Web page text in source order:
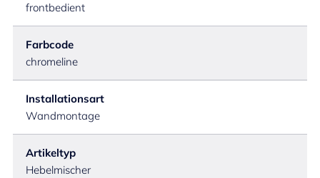
frontbedient
Farbcode
chromeline
Installationsart
Wandmontage
Artikeltyp
Hebelmischer